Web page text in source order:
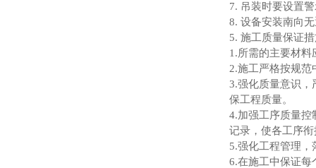
7. 吊装时要设置
8. 设备安装南向
5. 施工质量保证
1.所需的主要材
2.施工严格按规
3.强化质量意识，
保工程质量。
4.加强工序质量控
记录，使各工序
5.强化工程管理
6.在施工中保证每